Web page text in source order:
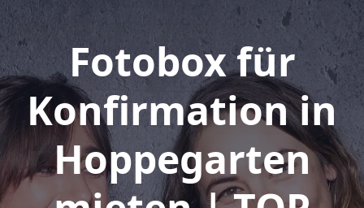
Fotobox für
Konfirmation in
Hoppegarten